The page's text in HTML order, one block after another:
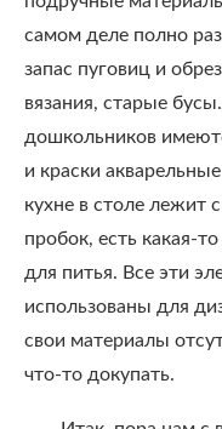
самом деле полно
запас пуговиц и
вязания, старые
дошкольников
и краски
кухне в столе лежит
пробок, есть какая-
для питья. Все эти
использованы для
свои материалы
что-то докупать.